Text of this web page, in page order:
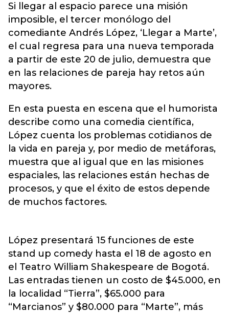
Si llegar al espacio parece una misión
imposible, el tercer monólogo del
comediante Andrés López, ‘Llegar a Marte’,
el cual regresa para una nueva temporada
a partir de este 20 de julio, demuestra que
en las relaciones de pareja hay retos aún
mayores.
En esta puesta en escena que el humorista
describe como una comedia científica,
López cuenta los problemas cotidianos de
la vida en pareja y, por medio de metáforas,
muestra que al igual que en las misiones
espaciales, las relaciones están hechas de
procesos, y que el éxito de estos depende
de muchos factores.
López presentará 15 funciones de este
stand up comedy hasta el 18 de agosto en
el Teatro William Shakespeare de Bogotá.
Las entradas tienen un costo de $45.000, en
la localidad “Tierra”, $65.000 para
“Marcianos” y $80.000 para “Marte”, más